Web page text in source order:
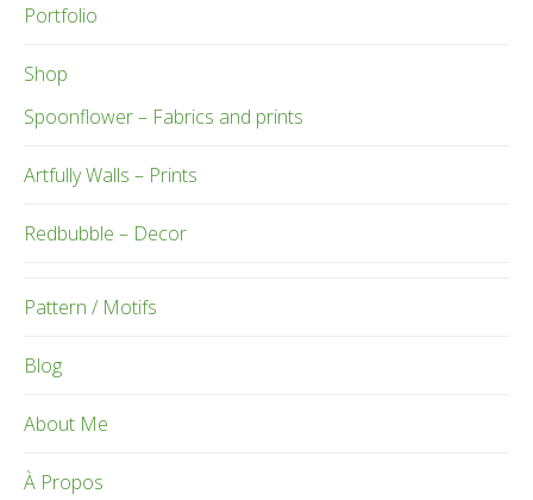
Portfolio
Shop
Spoonflower – Fabrics and prints
Artfully Walls – Prints
Redbubble – Decor
Pattern / Motifs
Blog
About Me
À Propos